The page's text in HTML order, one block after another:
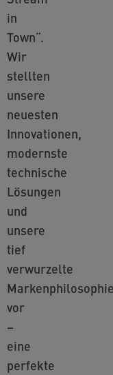
in
Town“.
Wir
stellten
unsere
neuesten
Innovationen,
modernste
technische
Lösungen
und
unsere
tief
verwurzelte
Markenphilosophie
vor
–
eine
perfekte